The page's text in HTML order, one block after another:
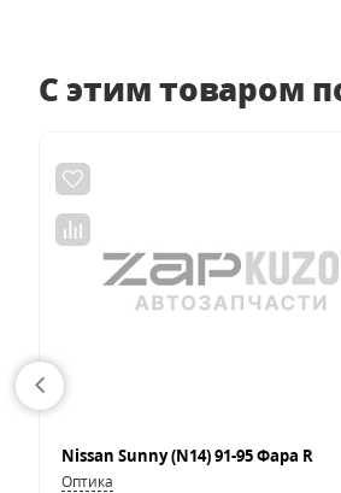
С этим товаром
Nissan Sunny (N14) 91-95 Фара R
Оптика